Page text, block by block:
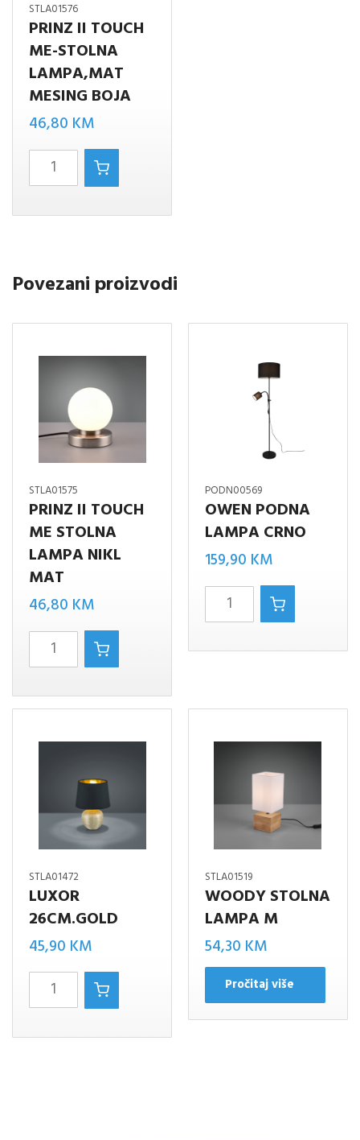
STLA01576
PRINZ II TOUCH
ME-STOLNA
LAMPA,MAT
MESING BOJA
46,80 KM
PRINZ
II
TOUCH
LAMPA,MAT
količina
Povezani proizvodi
STLA01575
PRINZ II TOUCH
ME STOLNA
LAMPA NIKL
MAT
46,80 KM
Prinz
II
TOUCH
ME
stolna
mat
količina
PODN00569
OWEN PODNA
LAMPA CRNO
159,90 KM
OWEN
PODNA
LAMPA
STLA01472
LUXOR
26CM.GOLD
45,90 KM
LUXOR
26CM.GOLD
količina
STLA01519
WOODY STOLNA
LAMPA M
54,30 KM
Pročitaj više